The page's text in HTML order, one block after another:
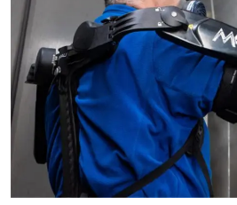
(ITA) Manuale di istruzioni
Versione PDF